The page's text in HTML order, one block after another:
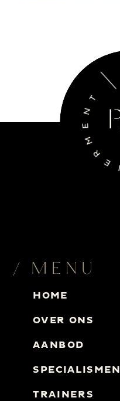
TRAINERS
SPECIALISMEN
AANBOD
OVER ONS
HOME
/ MENU